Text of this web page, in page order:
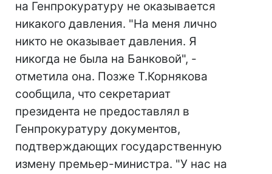
на Генпрокуратуру не оказывается
никакого давления. "На меня лично
никто не оказывает давления. Я
никогда не была на Банковой", -
отметила она. Позже Т.Корнякова
сообщила, что секретариат
президента не предоставлял в
Генпрокуратуру документов,
подтверждающих государственную
измену премьер-министра. "У нас на